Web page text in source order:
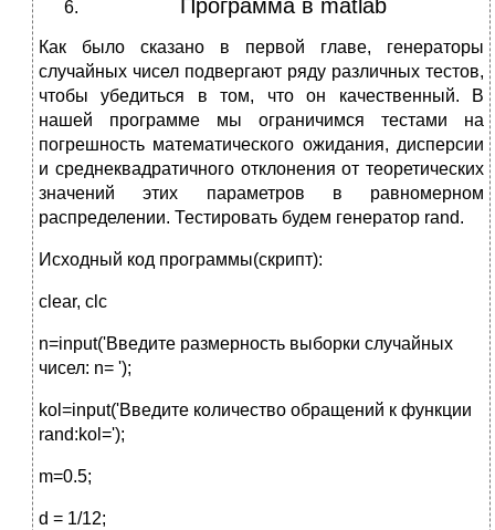
Программа в matlab
Как было сказано в первой главе, генераторы
случайных чисел подвергают ряду различных тестов,
чтобы убедиться в том, что он качественный. В
нашей программе мы ограничимся тестами на
погрешность математического ожидания, дисперсии
и среднеквадратичного отклонения от теоретических
значений этих параметров в равномерном
распределении. Тестировать будем генератор rand.
Исходный код программы(скрипт):
clear, clc
n=input('Введите размерность выборки случайных
чисел: n= ');
kol=input('Введите количество обращений к функции
rand:kol=');
m=0.5;
d = 1/12;